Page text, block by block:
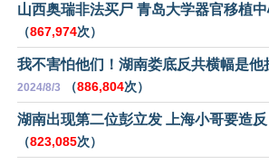
山西奥瑞非法买尸 青岛大学器官移植
（867,974次）
我不害怕他们！湖南娄底反共横幅是他
2024/8/3 （886,804次）
湖南出现第二位彭立发 上海小哥要造反
（823,085次）